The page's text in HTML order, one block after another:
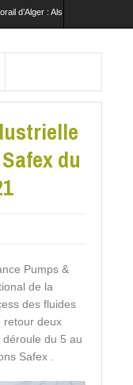
: Alstom se positionne pour
du
Pumps &
de la
des fluides
retour deux
du 5 au
Safex .